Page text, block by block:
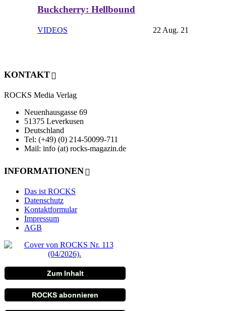
Buckcherry: Hellbound
VIDEOS 22 Aug. 21
KONTAKT
ROCKS Media Verlag
Neuenhausgasse 69
51375 Leverkusen
Deutschland
Tel: (+49) (0) 214-50099-711
Mail: info (at) rocks-magazin.de
INFORMATIONEN
Das ist ROCKS
Datenschutz
Kontaktformular
Impressum
AGB
Zum Inhalt
ROCKS abonnieren